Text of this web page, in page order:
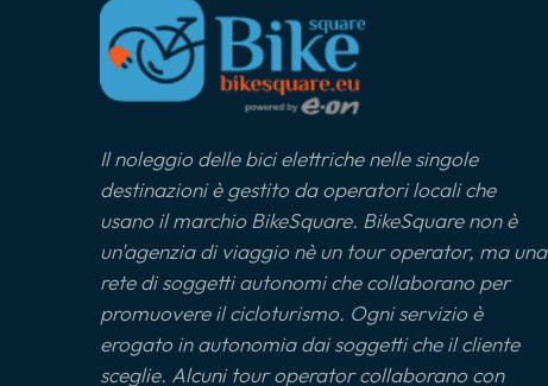
Il noleggio delle bici elettriche nelle singole
destinazioni è gestito da operatori locali che
usano il marchio BikeSquare. BikeSquare non è
un'agenzia di viaggio nè un tour operator, ma una
rete di soggetti autonomi che collaborano per
promuovere il cicloturismo. Ogni servizio è
erogato in autonomia dai soggetti che il cliente
sceglie. Alcuni tour operator collaborano con